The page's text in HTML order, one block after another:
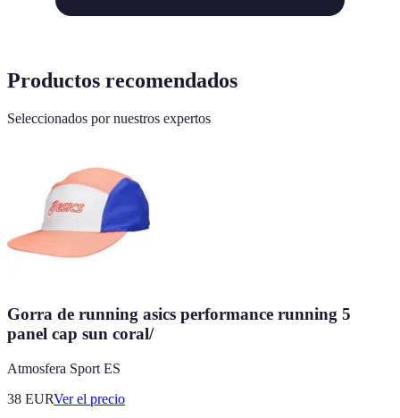
Productos recomendados
Seleccionados por nuestros expertos
Gorra de running asics performance running 5
panel cap sun coral/
Atmosfera Sport ES
38 EURVer el precio